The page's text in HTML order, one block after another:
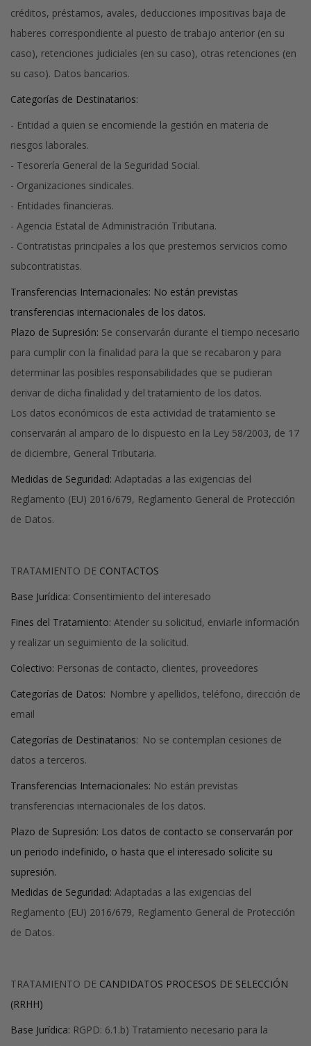
créditos, préstamos, avales, deducciones impositivas baja de
haberes correspondiente al puesto de trabajo anterior (en su
caso), retenciones judiciales (en su caso), otras retenciones (en
su caso). Datos bancarios.
Categorías de Destinatarios:
- Entidad a quien se encomiende la gestión en materia de
riesgos laborales.
- Tesorería General de la Seguridad Social.
- Organizaciones sindicales.
- Entidades financieras.
- Agencia Estatal de Administración Tributaria.
- Contratistas principales a los que prestemos servicios como
subcontratistas.
Transferencias Internacionales: No están previstas
transferencias internacionales de los datos.
Plazo de Supresión: Se conservarán durante el tiempo necesario
para cumplir con la finalidad para la que se recabaron y para
determinar las posibles responsabilidades que se pudieran
derivar de dicha finalidad y del tratamiento de los datos.
Los datos económicos de esta actividad de tratamiento se
conservarán al amparo de lo dispuesto en la Ley 58/2003, de 17
de diciembre, General Tributaria.
Medidas de Seguridad: Adaptadas a las exigencias del
Reglamento (EU) 2016/679, Reglamento General de Protección
de Datos.
TRATAMIENTO DE CONTACTOS
Base Jurídica: Consentimiento del interesado
Fines del Tratamiento: Atender su solicitud, enviarle información
y realizar un seguimiento de la solicitud.
Colectivo: Personas de contacto, clientes, proveedores
Categorías de Datos: Nombre y apellidos, teléfono, dirección de
email
Categorías de Destinatarios: No se contemplan cesiones de
datos a terceros.
Transferencias Internacionales: No están previstas
transferencias internacionales de los datos.
Plazo de Supresión: Los datos de contacto se conservarán por
un periodo indefinido, o hasta que el interesado solicite su
supresión.
Medidas de Seguridad: Adaptadas a las exigencias del
Reglamento (EU) 2016/679, Reglamento General de Protección
de Datos.
TRATAMIENTO DE CANDIDATOS PROCESOS DE SELECCIÓN
(RRHH)
Base Jurídica: RGPD: 6.1.b) Tratamiento necesario para la